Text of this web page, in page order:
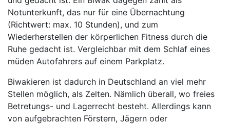
Notunterkunft, das nur für eine Übernachtung
(Richtwert: max. 10 Stunden), und zum
Wiederherstellen der körperlichen Fitness durch die
Ruhe gedacht ist. Vergleichbar mit dem Schlaf eines
müden Autofahrers auf einem Parkplatz.
Biwakieren ist dadurch in Deutschland an viel mehr
Stellen möglich, als Zelten. Nämlich überall, wo freies
Betretungs- und Lagerrecht besteht. Allerdings kann
von aufgebrachten Förstern, Jägern oder